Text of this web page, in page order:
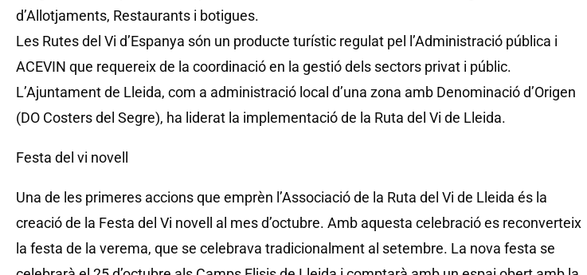
d’Allotjaments, Restaurants i botigues.
Les Rutes del Vi d’Espanya són un producte turístic regulat pel l’Administració pública i
ACEVIN que requereix de la coordinació en la gestió dels sectors privat i públic.
L’Ajuntament de Lleida, com a administració local d’una zona amb Denominació d’Origen
(DO Costers del Segre), ha liderat la implementació de la Ruta del Vi de Lleida.
Festa del vi novell
Una de les primeres accions que emprèn l’Associació de la Ruta del Vi de Lleida és la
creació de la Festa del Vi novell al mes d’octubre. Amb aquesta celebració es reconverteix
la festa de la verema, que se celebrava tradicionalment al setembre. La nova festa se